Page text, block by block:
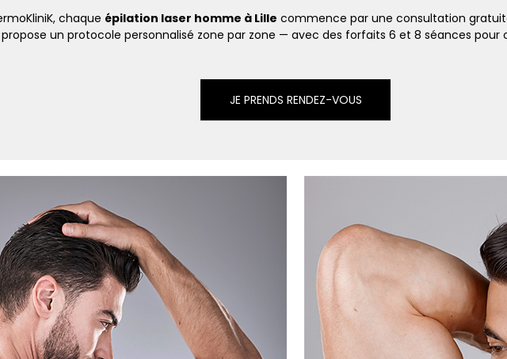
chaque épilation laser homme à Lille commence par une consultation
un protocole personnalisé zone par zone — avec des forfaits 6 et 8 séances pour
JE PRENDS RENDEZ-VOUS